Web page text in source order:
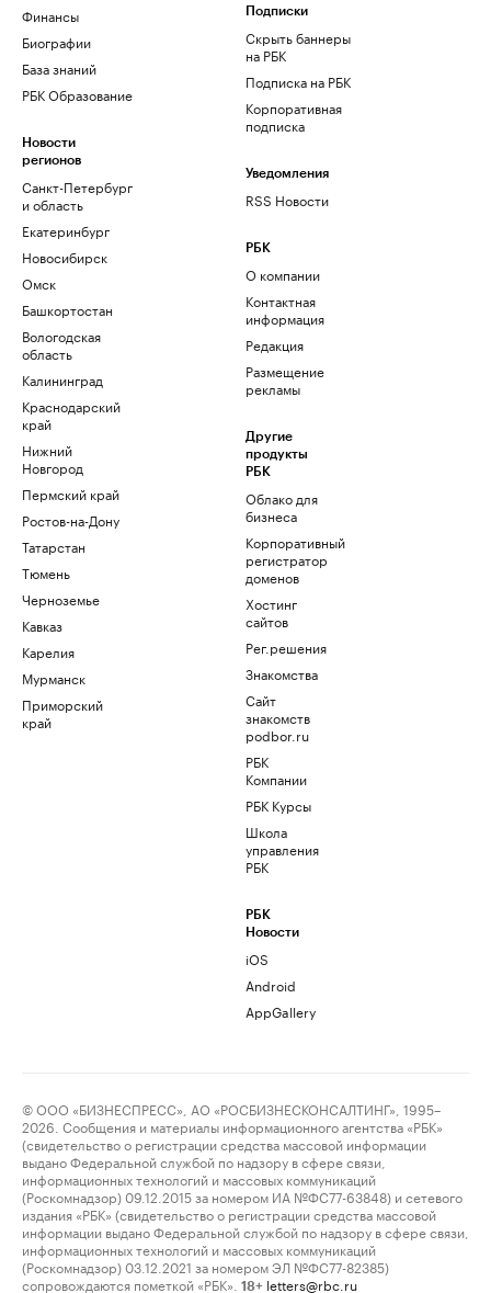
Финансы
Биографии
База знаний
РБК Образование
Новости
регионов
Санкт-Петербург
и область
Екатеринбург
Новосибирск
Омск
Башкортостан
Вологодская
область
Калининград
Краснодарский
край
Нижний
Новгород
Пермский край
Ростов-на-Дону
Татарстан
Тюмень
Черноземье
Кавказ
Карелия
Мурманск
Приморский
край
Подписки
Скрыть баннеры
на РБК
Подписка на РБК
Корпоративная
подписка
Уведомления
RSS Новости
РБК
О компании
Контактная
информация
Редакция
Размещение
рекламы
Другие
продукты
РБК
Облако для
бизнеса
Корпоративный
регистратор
доменов
Хостинг
сайтов
Рег.решения
Знакомства
Сайт
знакомств
podbor.ru
РБК
Компании
РБК Курсы
Школа
управления
РБК
РБК
Новости
iOS
Android
AppGallery
© ООО «БИЗНЕСПРЕСС», АО «РОСБИЗНЕСКОНСАЛТИНГ», 1995–
2026. Сообщения и материалы информационного агентства «РБК»
(свидетельство о регистрации средства массовой информации
выдано Федеральной службой по надзору в сфере связи,
информационных технологий и массовых коммуникаций
(Роскомнадзор) 09.12.2015 за номером ИА №ФС77-63848) и сетевого
издания «РБК» (свидетельство о регистрации средства массовой
информации выдано Федеральной службой по надзору в сфере связи,
информационных технологий и массовых коммуникаций
(Роскомнадзор) 03.12.2021 за номером ЭЛ №ФС77-82385)
сопровождаются пометкой «РБК».
18+ letters@rbc.ru